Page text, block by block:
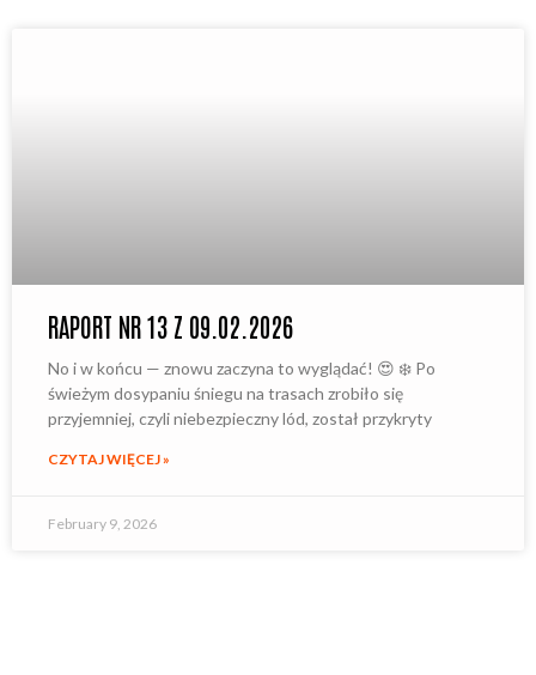
RAPORT NR 13 Z 09.02.2026
No i w końcu — znowu zaczyna to wyglądać! 😍 ❄️ Po
świeżym dosypaniu śniegu na trasach zrobiło się
przyjemniej, czyli niebezpieczny lód, został przykryty
CZYTAJ WIĘCEJ »
February 9, 2026